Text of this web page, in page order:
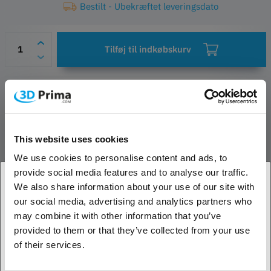
This website uses cookies
We use cookies to personalise content and ads, to
provide social media features and to analyse our traffic.
We also share information about your use of our site with
our social media, advertising and analytics partners who
may combine it with other information that you’ve
provided to them or that they’ve collected from your use
of their services.
Bestilt - Ubekræftet leveringsdato
Tilføj til indkøbskurv
PRODUKT BESKRIVELSE
ANMELDELSER
1. Er du erhvervskunde eller privatkunde?
Erhvervskunde